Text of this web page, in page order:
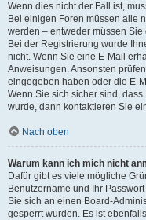
Wenn dies nicht der Fall ist,
Bei einigen Foren müssen alle
werden – entweder müssen
Bei der Registrierung wurde
nicht. Wenn Sie eine E-Mail
Anweisungen. Ansonsten
eingegeben haben oder die E-
Wenn Sie sich sicher sind,
wurde, dann kontaktieren Sie
Nach oben
Warum kann ich mich nicht
Dafür gibt es viele mögliche
Benutzername und Ihr
Sie sich an einen Board-
gesperrt wurden. Es ist